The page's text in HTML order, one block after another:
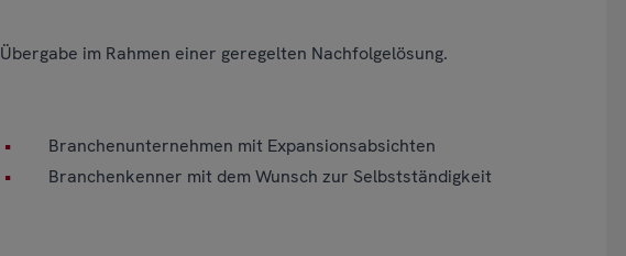
Übergabe im Rahmen einer geregelten Nachfolgelösung.
Branchenunternehmen mit Expansionsabsichten
Branchenkenner mit dem Wunsch zur Selbstständigkeit